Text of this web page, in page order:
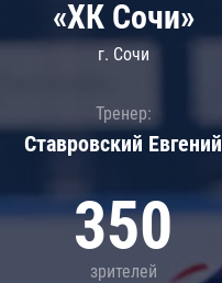
«ХК Сочи»
г. Сочи
Тренер:
Ставровский Евгений
350
зрителей